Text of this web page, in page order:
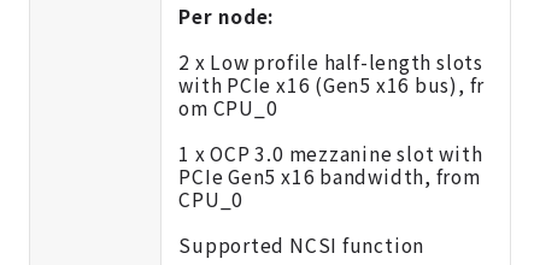
Per node:
2 x Low profile half-length slots
with PCIe x16 (Gen5 x16 bus), fr
om CPU_0
1 x OCP 3.0 mezzanine slot with
PCIe Gen5 x16 bandwidth, from
CPU_0
Supported NCSI function